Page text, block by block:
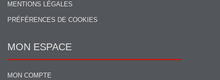
MENTIONS LÉGALES
PRÉFÉRENCES DE COOKIES
MON ESPACE
MON COMPTE